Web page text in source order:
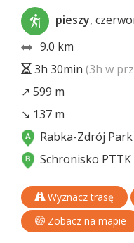
pieszy,
9.0 km
3h 30min (3h w
↗ 599 m
↘ 137 m
Rabka-Zdrój
Schronisko
Wyznacz trasę
Zobacz na mapie